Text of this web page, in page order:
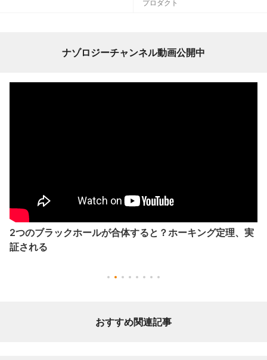
プロダクト
ナゾロジーチャンネル動画公開中
2つのブラックホールが合体すると？ホーキング定理、実
証される
おすすめ関連記事